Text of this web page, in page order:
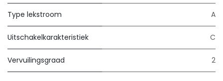
Type lekstroom A
Uitschakelkarakteristiek C
Vervuilingsgraad 2